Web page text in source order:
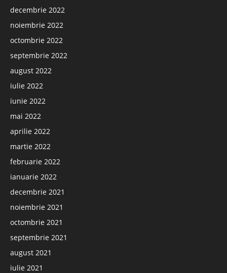
decembrie 2022
noiembrie 2022
octombrie 2022
septembrie 2022
august 2022
iulie 2022
iunie 2022
mai 2022
aprilie 2022
martie 2022
februarie 2022
ianuarie 2022
decembrie 2021
noiembrie 2021
octombrie 2021
septembrie 2021
august 2021
iulie 2021